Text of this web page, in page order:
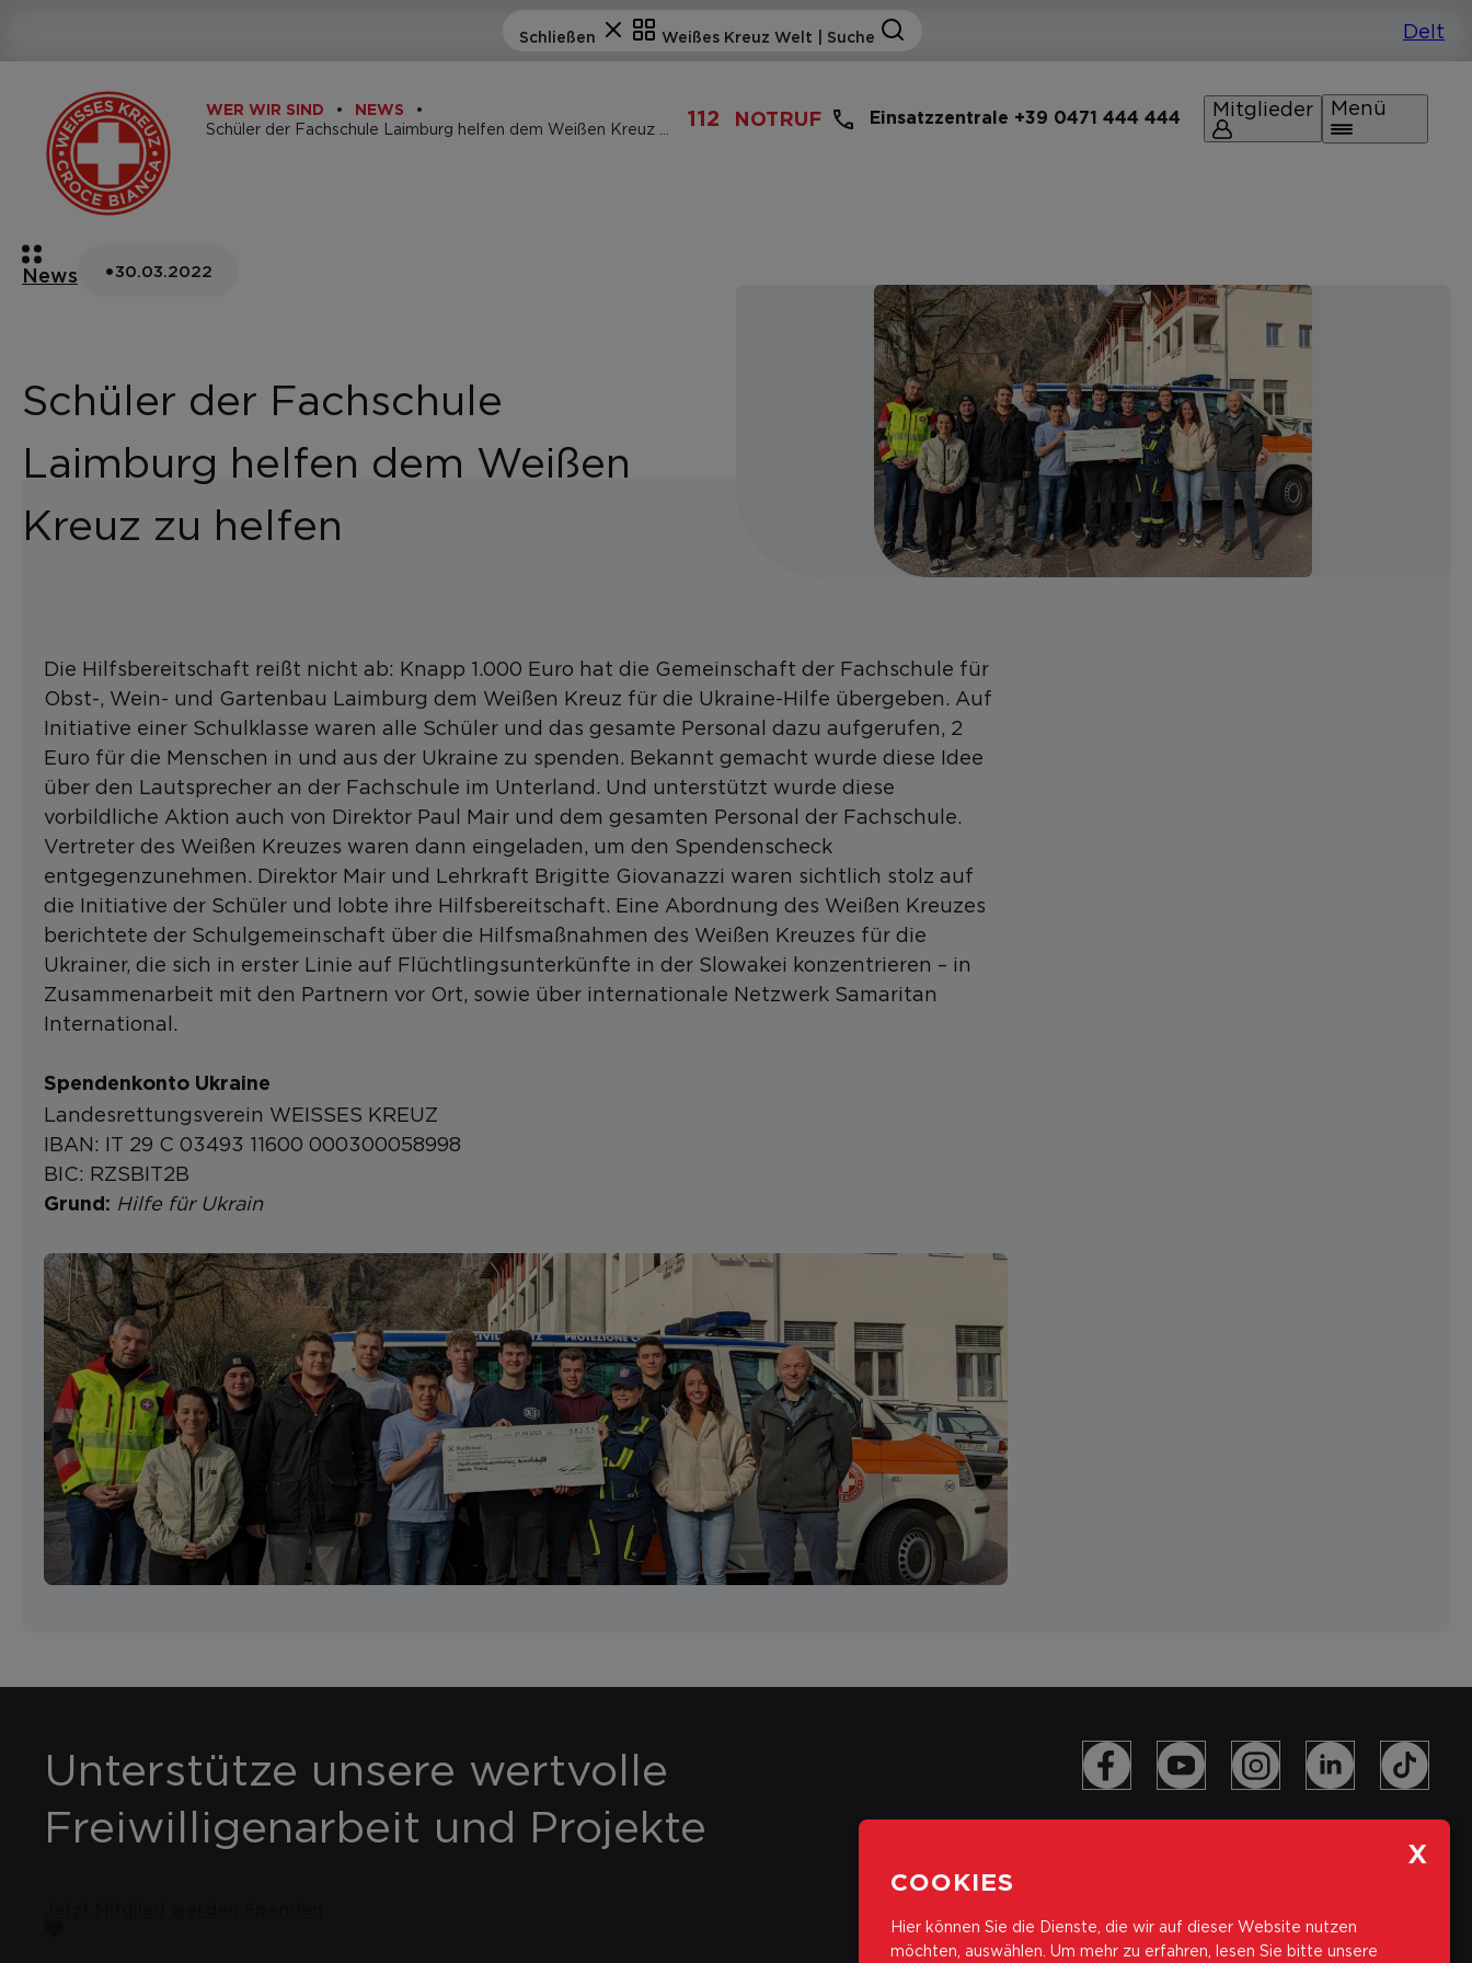
WER WIR SIND NEWS 112 NOTRUF Einsatzzentrale +39 0471 444 444 Mitglieder Menü
News •30.03.2022
Schüler der Fachschule
Laimburg helfen dem Weißen
Kreuz zu helfen
Die Hilfsbereitschaft reißt nicht ab: Knapp 1.000 Euro hat die Gemeinschaft der Fachschule für
Obst-, Wein- und Gartenbau Laimburg dem Weißen Kreuz für die Ukraine-Hilfe übergeben. Auf
Initiative einer Schulklasse waren alle Schüler und das gesamte Personal dazu aufgerufen, 2
Euro für die Menschen in und aus der Ukraine zu spenden. Bekannt gemacht wurde diese Idee
über den Lautsprecher an der Fachschule im Unterland. Und unterstützt wurde diese
vorbildliche Aktion auch von Direktor Paul Mair und dem gesamten Personal der Fachschule.
Vertreter des Weißen Kreuzes waren dann eingeladen, um den Spendenscheck
entgegenzunehmen. Direktor Mair und Lehrkraft Brigitte Giovanazzi waren sichtlich stolz auf
die Initiative der Schüler und lobte ihre Hilfsbereitschaft. Eine Abordnung des Weißen Kreuzes
berichtete der Schulgemeinschaft über die Hilfsmaßnahmen des Weißen Kreuzes für die
Ukrainer, die sich in erster Linie auf Flüchtlingsunterkünfte in der Slowakei konzentrieren – in
Zusammenarbeit mit den Partnern vor Ort, sowie über internationale Netzwerk Samaritan
International.
Spendenkonto Ukraine
Landesrettungsverein WEISSES KREUZ
IBAN: IT 29 C 03493 11600 000300058998
BIC: RZSBIT2B
Grund: Hilfe für Ukrain
Unterstütze unsere wertvolle
Freiwilligenarbeit und Projekte
COOKIES
Hier können Sie die Dienste, die wir auf dieser Website nutzen
möchten, auswählen. Um mehr zu erfahren, lesen Sie bitte unsere